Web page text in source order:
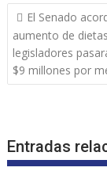
Navegación
de
entradas
El Senado
aumento de
legisladores
$9 millones por
Entradas